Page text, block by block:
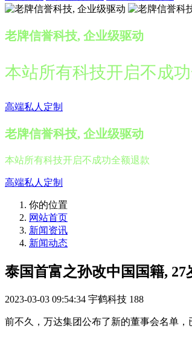
老牌信誉科技, 企业级驱动
本站所有科技开启不成
高端私人定制
老牌信誉科技, 企业级驱动
本站所有科技开启不成功全额退款
高端私人定制
你的位置
网站首页
新闻资讯
新闻动态
泰国首富之孙改中国国籍, 27
2023-03-03 09:54:34 宇鹤科技 188
前不久，万达集团公布了新的董事会名单